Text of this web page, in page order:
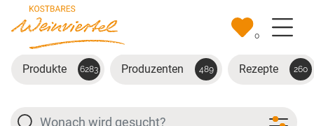
Zum Hauptinhalt springen
0
Produkte 6283 Produzenten 489 Rezepte 260
Suche